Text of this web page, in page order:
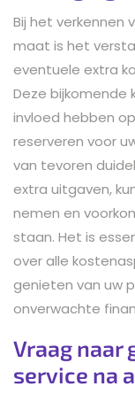
Bij het verkennen
maat is het
eventuele extra
Deze bijkomende
invloed hebben
reserveren voor
van tevoren
extra uitgaven,
nemen en
staan. Het is
over alle
genieten van uw
onverwachte
Vraag naar
service na